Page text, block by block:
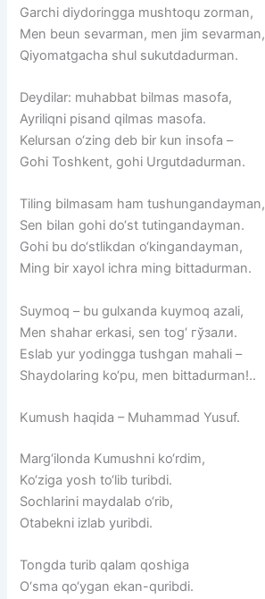
Garchi diydoringga mushtoqu zorman,
Men beun sevarman, men jim sevarman,
Qiyomatgacha shul sukutdadurman.
Deydilar: muhabbat bilmas masofa,
Ayriliqni pisand qilmas masofa.
Kelursan o‘zing deb bir kun insofa –
Gohi Toshkent, gohi Urgutdadurman.
Tiling bilmasam ham tushungandayman,
Sen bilan gohi do‘st tutingandayman.
Gohi bu do‘stlikdan o‘kingandayman,
Ming bir xayol ichra ming bittadurman.
Suymoq – bu gulxanda kuymoq azali,
Men shahar erkasi, sen tog‘ гўзали.
Eslab yur yodingga tushgan mahali –
Shaydolaring ko‘pu, men bittadurman!..
Kumush haqida – Muhammad Yusuf.
Marg‘ilonda Kumushni ko‘rdim,
Ko‘ziga yosh to‘lib turibdi.
Sochlarini maydalab o‘rib,
Otabekni izlab yuribdi.
Tongda turib qalam qoshiga
O‘sma qo‘ygan ekan-quribdi.